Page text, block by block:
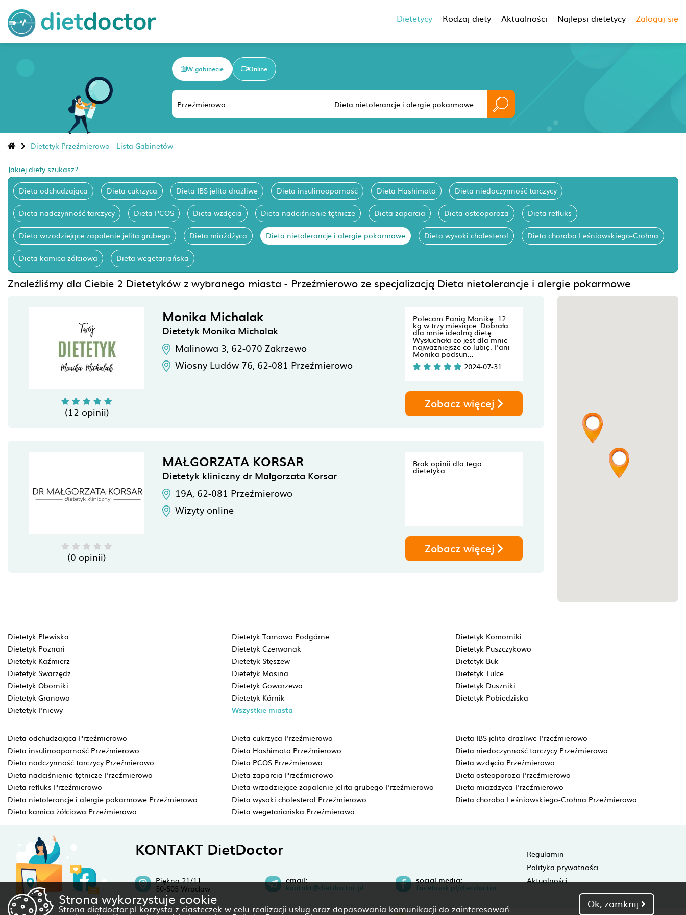
Strona wykorzystuje cookie
Strona dietdoctor.pl korzysta z ciasteczek w celu realizacji usług oraz dopasowania komunikacji do zainteresowań Ok, zamknij
Dietetycy Rodzaj diety Aktualności Najlepsi dietetycy Zaloguj się
W gabinecie Online
Dietetyk Przeźmierowo - Lista Gabinetów
Jakiej diety szukasz?
Dieta odchudzająca Dieta cukrzyca Dieta IBS jelito drażliwe Dieta insulinooporność Dieta Hashimoto Dieta niedoczynność tarczycy
Dieta nadczynność tarczycy Dieta PCOS Dieta wzdęcia Dieta nadciśnienie tętnicze Dieta zaparcia Dieta osteoporoza Dieta refluks
Dieta wrzodziejące zapalenie jelita grubego Dieta miażdżyca Dieta nietolerancje i alergie pokarmowe Dieta wysoki cholesterol Dieta choroba Leśniowskiego-Crohna
Dieta kamica żółciowa Dieta wegetariańska
Znaleźliśmy dla Ciebie 2 Dietetyków z wybranego miasta - Przeźmierowo ze specjalizacją Dieta nietolerancje i alergie pokarmowe
(12 opinii)
Monika Michalak
Dietetyk Monika Michalak
Malinowa 3, 62-070 Zakrzewo
Wiosny Ludów 76, 62-081 Przeźmierowo
Polecam Panią Monikę. 12
kg w trzy miesiące. Dobrała
dla mnie idealną dietę.
Wysłuchała co jest dla mnie
najważniejsze co lubię. Pani
Monika podsun...
2024-07-31
Zobacz więcej
(0 opinii)
MAŁGORZATA KORSAR
Dietetyk kliniczny dr Małgorzata Korsar
19A, 62-081 Przeźmierowo
Wizyty online
Brak opinii dla tego
dietetyka
Zobacz więcej
Dietetyk Plewiska Dietetyk Tarnowo Podgórne
Dietetyk Komorniki
Dietetyk Poznań
Dietetyk Czerwonak
Dietetyk Puszczykowo
Dietetyk Kaźmierz
Dietetyk Stęszew
Dietetyk Buk
Dietetyk Swarzędz
Dietetyk Mosina
Dietetyk Tulce
Dietetyk Oborniki
Dietetyk Gowarzewo
Dietetyk Duszniki
Dietetyk Granowo
Dietetyk Kórnik
Dietetyk Pobiedziska
Dietetyk Pniewy
Wszystkie miasta
Dieta odchudzająca Przeźmierowo Dieta cukrzyca Przeźmierowo
Dieta IBS jelito drażliwe Przeźmierowo
Dieta insulinooporność Przeźmierowo
Dieta Hashimoto Przeźmierowo
Dieta niedoczynność tarczycy Przeźmierowo
Dieta nadczynność tarczycy Przeźmierowo
Dieta PCOS Przeźmierowo
Dieta wzdęcia Przeźmierowo
Dieta nadciśnienie tętnicze Przeźmierowo
Dieta zaparcia Przeźmierowo
Dieta osteoporoza Przeźmierowo
Dieta refluks Przeźmierowo
Dieta wrzodziejące zapalenie jelita grubego Przeźmierowo
Dieta miażdżyca Przeźmierowo
Dieta nietolerancje i alergie pokarmowe Przeźmierowo
Dieta wysoki cholesterol Przeźmierowo
Dieta choroba Leśniowskiego-Crohna Przeźmierowo
Dieta kamica żółciowa Przeźmierowo
Dieta wegetariańska Przeźmierowo
KONTAKT DietDoctor
Piękna 21/11,
50-505 Wrocław
email:
kontakt@dietdoctor.pl
social media:
facebook.pl/dietdoctor
Regulamin
Polityka prywatności
Aktualności